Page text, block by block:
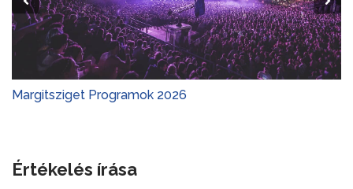
Margitsziget Programok 2026
Értékelés írása